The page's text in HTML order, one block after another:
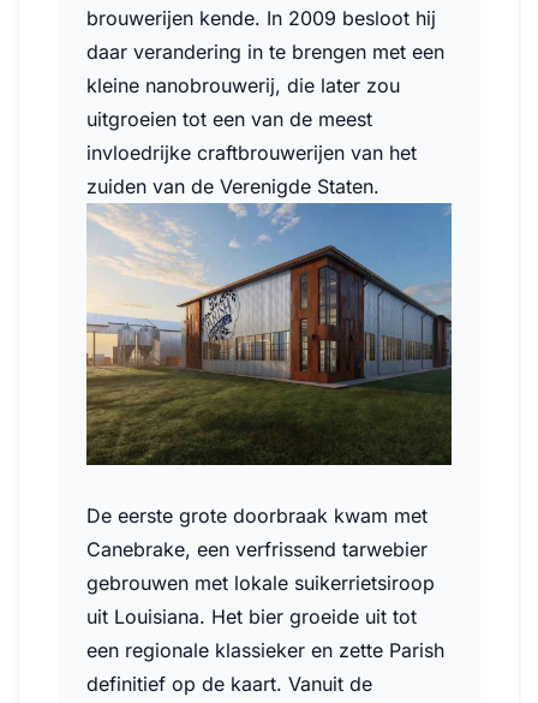
brouwerijen kende. In 2009 besloot hij
daar verandering in te brengen met een
kleine nanobrouwerij, die later zou
uitgroeien tot een van de meest
invloedrijke craftbrouwerijen van het
zuiden van de Verenigde Staten.
De eerste grote doorbraak kwam met
Canebrake, een verfrissend tarwebier
gebrouwen met lokale suikerrietsiroop
uit Louisiana. Het bier groeide uit tot
een regionale klassieker en zette Parish
definitief op de kaart. Vanuit de